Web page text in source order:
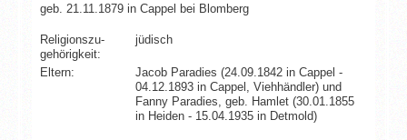
geb. 21.11.1879 in Cappel bei Blomberg
Religionszu­
gehörigkeit:
jüdisch
Eltern:
Jacob Paradies (24.09.1842 in Cappel -
04.12.1893 in Cappel, Viehhändler) und
Fanny Paradies, geb. Hamlet (30.01.1855
in Heiden - 15.04.1935 in Detmold)